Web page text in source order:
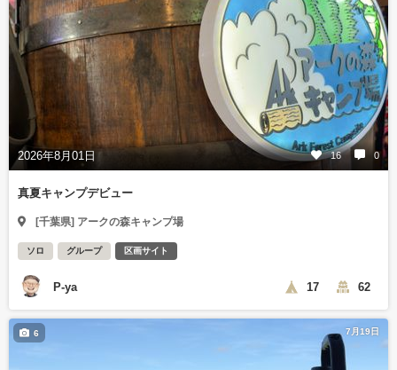
2026年8月01日 16 0
真夏キャンプデビュー
[千葉県] アークの森キャンプ場
ソロ グループ 区画サイト
P-ya 17 62
7月19日
6